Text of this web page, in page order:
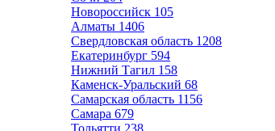
Новороссийск 105
Алматы 1406
Свердловская область 1208
Екатеринбург 594
Нижний Тагил 158
Каменск-Уральский 68
Самарская область 1156
Самара 679
Тольятти 238